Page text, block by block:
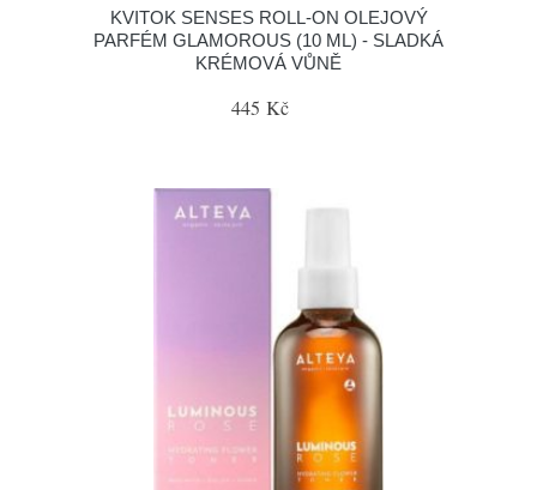
KVITOK SENSES ROLL-ON OLEJOVÝ
PARFÉM GLAMOROUS (10 ML) - SLADKÁ
KRÉMOVÁ VŮNĚ
445 Kč